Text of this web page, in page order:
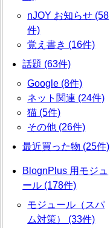
nJOY お知らせ (58
件)
覚え書き (16件)
話題 (63件)
Google (8件)
ネット関連 (24件)
猫 (5件)
その他 (26件)
最近買った物 (25件)
BlognPlus 用モジュ
ール (178件)
モジュール（スパ
ム対策） (33件)